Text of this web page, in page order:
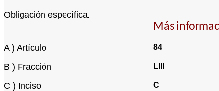
Obligación específica.
Más
A ) Artículo 84
B ) Fracción LIII
C ) Inciso C